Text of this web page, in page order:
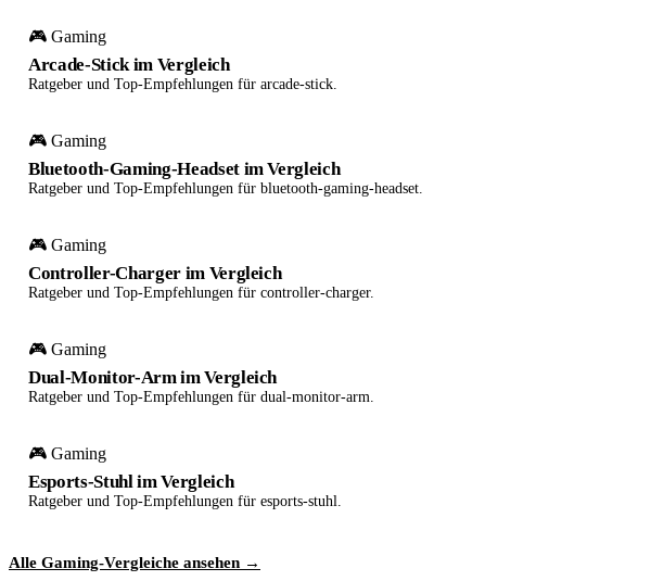
🎮 Gaming
Arcade-Stick im Vergleich
Ratgeber und Top-Empfehlungen für arcade-stick.
🎮 Gaming
Bluetooth-Gaming-Headset im Vergleich
Ratgeber und Top-Empfehlungen für bluetooth-gaming-headset.
🎮 Gaming
Controller-Charger im Vergleich
Ratgeber und Top-Empfehlungen für controller-charger.
🎮 Gaming
Dual-Monitor-Arm im Vergleich
Ratgeber und Top-Empfehlungen für dual-monitor-arm.
🎮 Gaming
Esports-Stuhl im Vergleich
Ratgeber und Top-Empfehlungen für esports-stuhl.
Alle Gaming-Vergleiche ansehen →